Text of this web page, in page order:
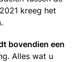
kreeg het
bovendien een
Alles wat u